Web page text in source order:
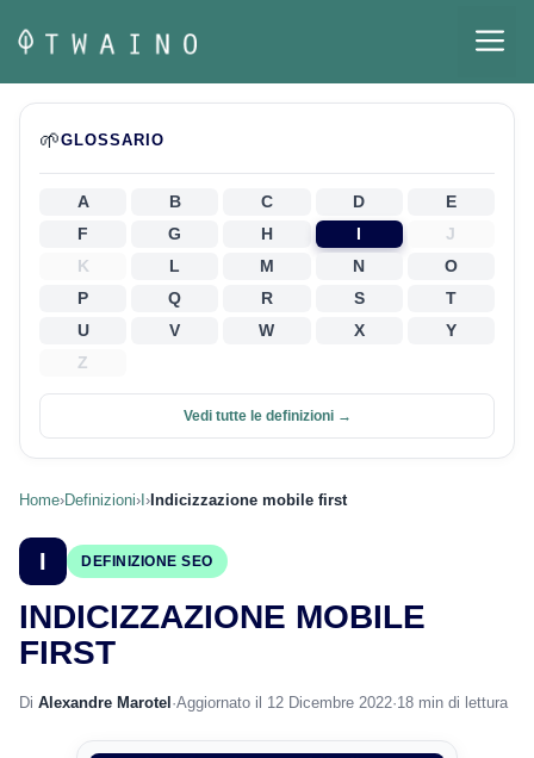
contenuto
🌱GLOSSARIO
A B C D
E
F
G H I
J
K
L M N
O
P
Q R S
T
U
V W X
Y
Z
Vedi tutte le definizioni →
Home›Definizioni› › Indicizzazione mobile first
I DEFINIZIONE SEO
INDICIZZAZIONE MOBILE
FIRST
Di Alexandre Marotel ·Aggiornato il 12 Dicembre 2022·18 min di lettura